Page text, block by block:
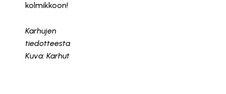
kolmikkoon!
Karhujen
tiedotteesta
Kuva: Karhut